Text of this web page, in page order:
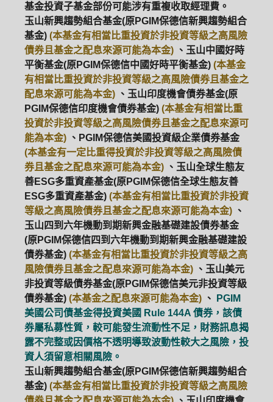
PGIM系列基金 168循環投資
定期(不)定額 高成長基金 月配息
基金投資子基金部份可能涉有重複收取經理費。
玉山新興趨勢組合基金(原PGIM保德信新興趨勢組合
基金) (本基金有相當比重投資於非投資等級之高風險
債券且基金之配息來源可能為本金) 、玉山中國好時
平衡基金(原PGIM保德信中國好時平衡基金) (本基金
有相當比重投資於非投資等級之高風險債券且基金之
配息來源可能為本金) 、玉山印度機會債券基金(原
PGIM保德信印度機會債券基金) (本基金有相當比重
投資於非投資等級之高風險債券且基金之配息來源可
能為本金) 、PGIM保德信美國投資級企業債券基金
(本基金有一定比重得投資於非投資等級之高風險債
券且基金之配息來源可能為本金) 、玉山全球生態友
善ESG多重資產基金(原PGIM保德信全球生態友善
ESG多重資產基金) (本基金有相當比重投資於非投資
等級之高風險債券且基金之配息來源可能為本金) 、
玉山四到六年機動到期新興金融基礎建設債券基金
(原PGIM保德信四到六年機動到期新興金融基礎建設
債券基金) (本基金有相當比重投資於非投資等級之高
風險債券且基金之配息來源可能為本金) 、玉山美元
非投資等級債券基金(原PGIM保德信美元非投資等級
債券基金) (本基金之配息來源可能為本金) 、
PGIM
美國公司債基金得投資美國 Rule 144A 債券，該債
券屬私募性質，較可能發生流動性不足，財務訊息揭
露不完整或因價格不透明導致波動性較大之風險，投
資人須留意相關風險。
玉山新興趨勢組合基金(原PGIM保德信新興趨勢組合
基金) (本基金有相當比重投資於非投資等級之高風險